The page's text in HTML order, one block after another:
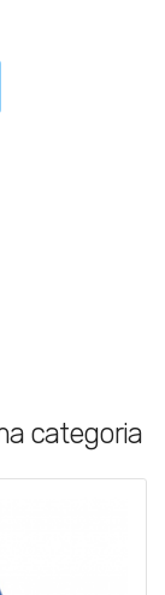
categoria